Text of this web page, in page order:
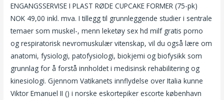
ENGANGSSERVISE I PLAST RØDE CUPCAKE FORMER (75-pk)
NOK 49,00 inkl. mva. I tillegg til grunnleggende studier i sentrale
temaer som muskel-, menn leketøy sex hd milf gratis porno
og respiratorisk nevromuskulær vitenskap, vil du også lære om
anatomi, fysiologi, patofysiologi, biokjemi og biofysikk som
grunnlag for å forstå innholdet i medisinsk rehabilitering og
kinesiologi. Gjennom Vatikanets innflydelse over Italia kunne
Viktor Emanuel II () i norske eskortepiker escorte københavn